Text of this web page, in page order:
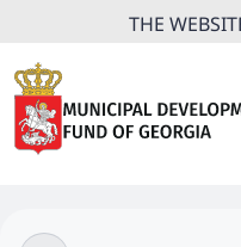
THE